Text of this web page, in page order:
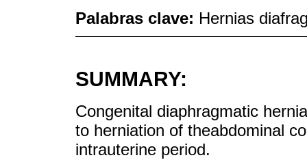
Palabras clave: Hernias
SUMMARY:
Congenital diaphragmatic
to herniation of theabdominal
intrauterine period.